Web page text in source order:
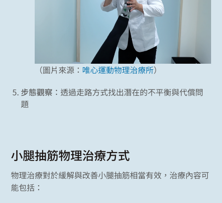
（圖片來源： 唯心運動物理治療所）
步態觀察 ：透過走路方式找出潛在的不平衡與代償問
題
小腿抽筋物理治療方式
物理治療對於緩解與改善小腿抽筋相當有效，治療內容可
能包括：